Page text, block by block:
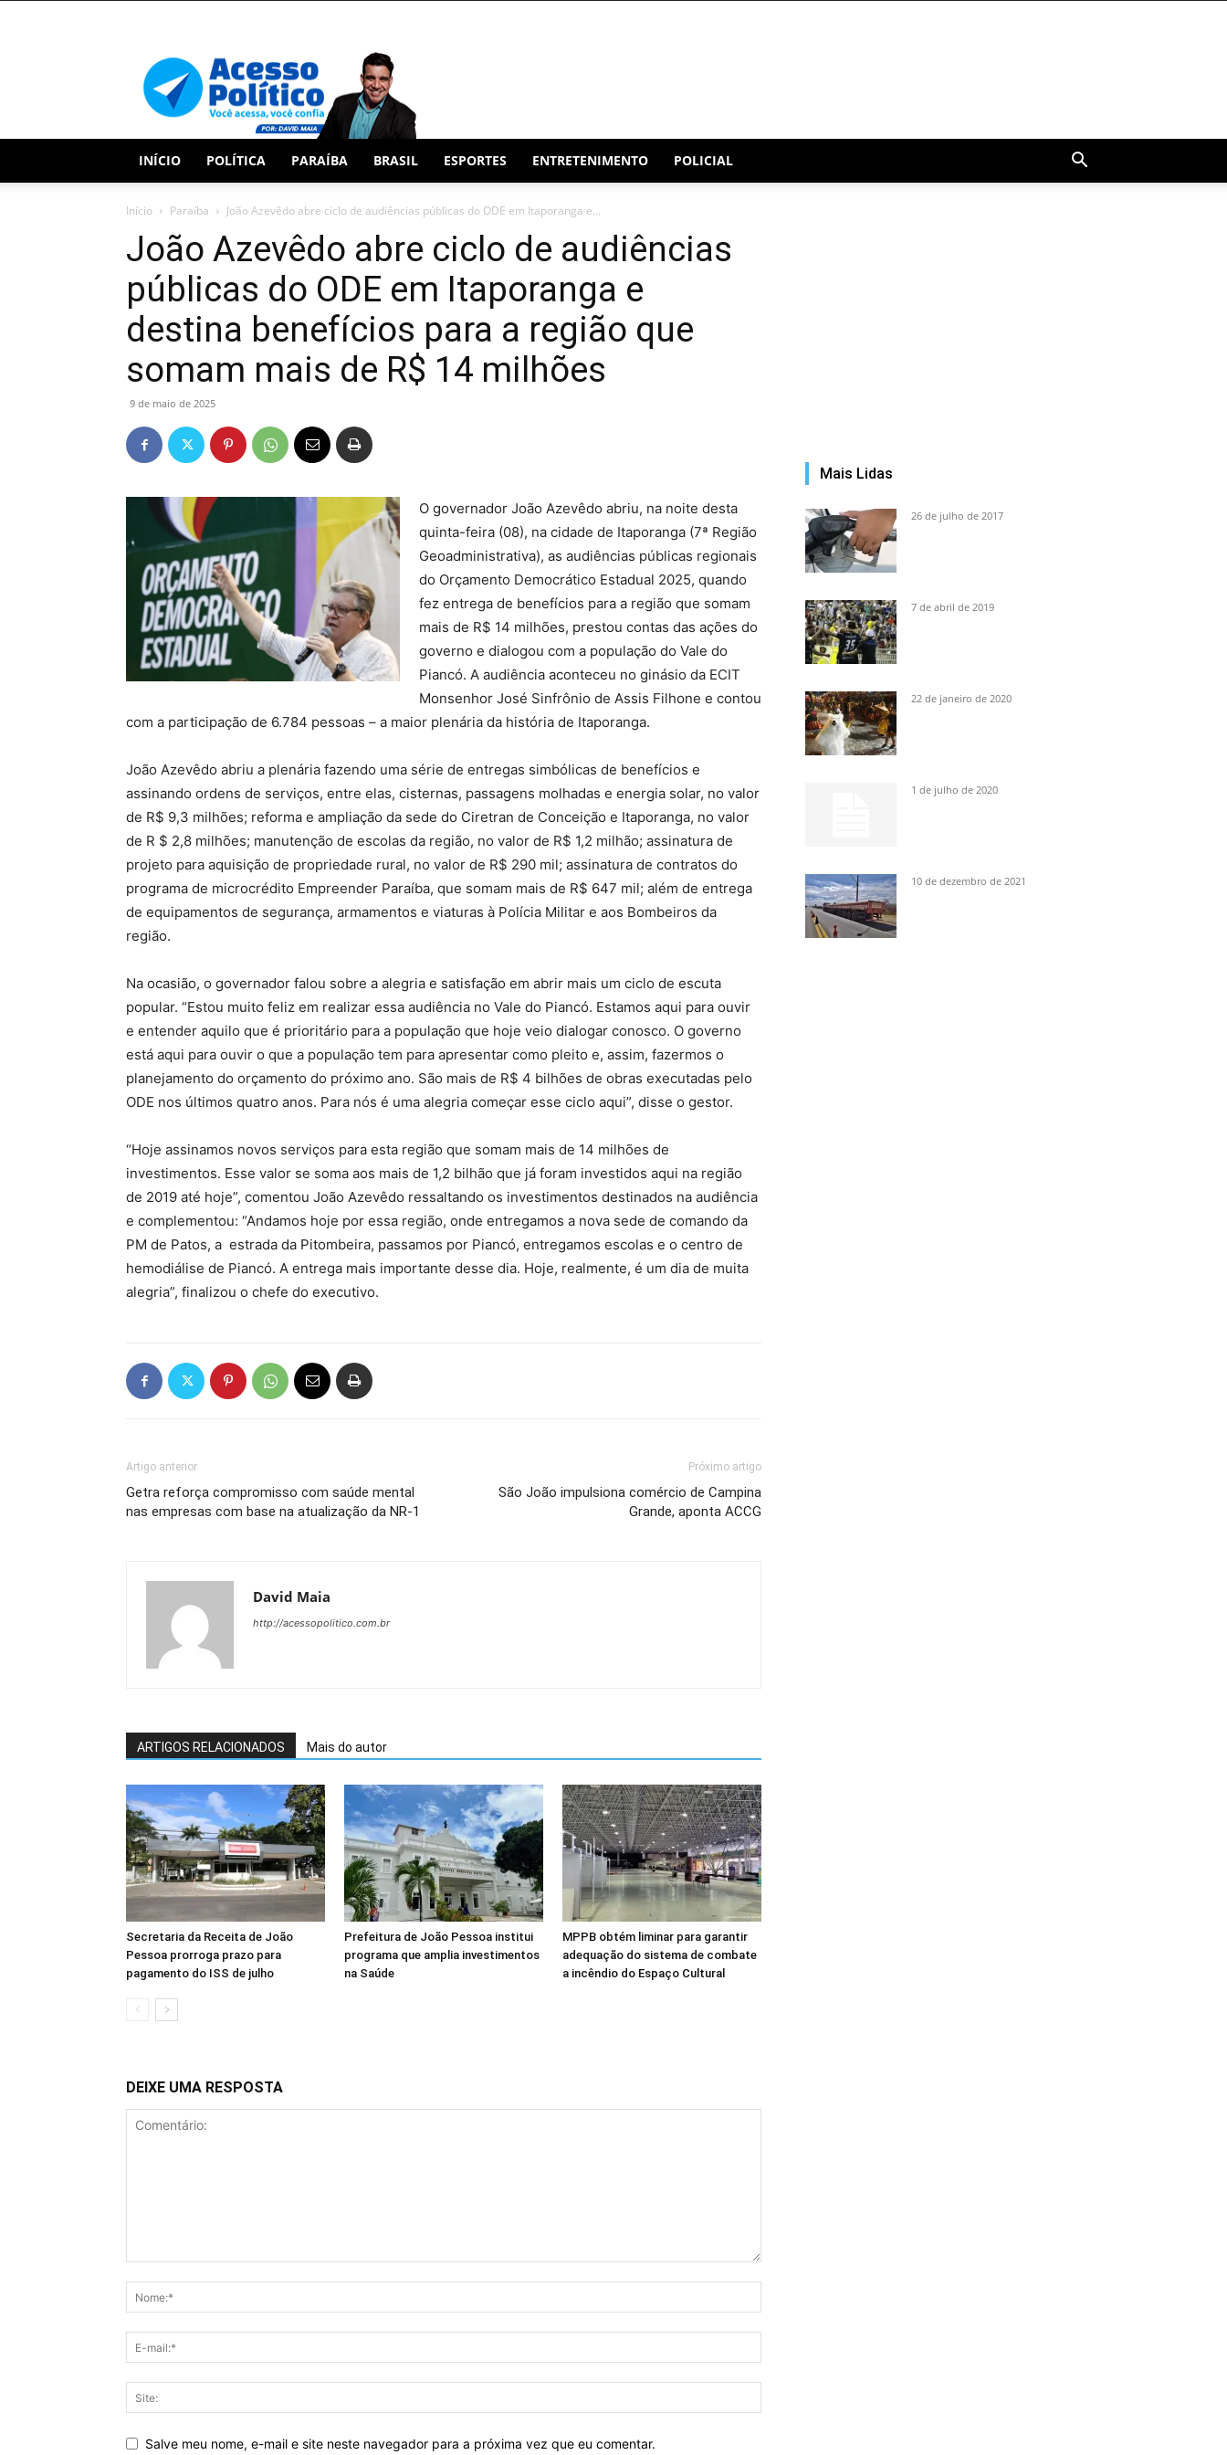
INÍCIO POLÍTICA PARAÍBA BRASIL ESPORTES ENTRETENIMENTO POLICIAL
Início Paraíba João Azevêdo abre ciclo de audiências públicas do ODE em Itaporanga e...
João Azevêdo abre ciclo de audiências
públicas do ODE em Itaporanga e
destina benefícios para a região que
somam mais de R$ 14 milhões
9 de maio de 2025
O governador João Azevêdo abriu, na noite desta
quinta-feira (08), na cidade de Itaporanga (7ª Região
Geoadministrativa), as audiências públicas regionais
do Orçamento Democrático Estadual 2025, quando
fez entrega de benefícios para a região que somam
mais de R$ 14 milhões, prestou contas das ações do
governo e dialogou com a população do Vale do
Piancó. A audiência aconteceu no ginásio da ECIT
Monsenhor José Sinfrônio de Assis Filhone e contou
com a participação de 6.784 pessoas – a maior plenária da história de Itaporanga.
João Azevêdo abriu a plenária fazendo uma série de entregas simbólicas de benefícios e
assinando ordens de serviços, entre elas, cisternas, passagens molhadas e energia solar, no valor
de R$ 9,3 milhões; reforma e ampliação da sede do Ciretran de Conceição e Itaporanga, no valor
de R $ 2,8 milhões; manutenção de escolas da região, no valor de R$ 1,2 milhão; assinatura de
projeto para aquisição de propriedade rural, no valor de R$ 290 mil; assinatura de contratos do
programa de microcrédito Empreender Paraíba, que somam mais de R$ 647 mil; além de entrega
de equipamentos de segurança, armamentos e viaturas à Polícia Militar e aos Bombeiros da
região.
Na ocasião, o governador falou sobre a alegria e satisfação em abrir mais um ciclo de escuta
popular. “Estou muito feliz em realizar essa audiência no Vale do Piancó. Estamos aqui para ouvir
e entender aquilo que é prioritário para a população que hoje veio dialogar conosco. O governo
está aqui para ouvir o que a população tem para apresentar como pleito e, assim, fazermos o
planejamento do orçamento do próximo ano. São mais de R$ 4 bilhões de obras executadas pelo
ODE nos últimos quatro anos. Para nós é uma alegria começar esse ciclo aqui”, disse o gestor.
“Hoje assinamos novos serviços para esta região que somam mais de 14 milhões de
investimentos. Esse valor se soma aos mais de 1,2 bilhão que já foram investidos aqui na região
de 2019 até hoje”, comentou João Azevêdo ressaltando os investimentos destinados na audiência
e complementou: “Andamos hoje por essa região, onde entregamos a nova sede de comando da
PM de Patos, a estrada da Pitombeira, passamos por Piancó, entregamos escolas e o centro de
hemodiálise de Piancó. A entrega mais importante desse dia. Hoje, realmente, é um dia de muita
alegria”, finalizou o chefe do executivo.
Artigo anterior
Getra reforça compromisso com saúde mental
nas empresas com base na atualização da NR-1
Próximo artigo
São João impulsiona comércio de Campina
Grande, aponta ACCG
David Maia
http://acessopolitico.com.br
ARTIGOS RELACIONADOS Mais do autor
Secretaria da Receita de João
Pessoa prorroga prazo para
pagamento do ISS de julho
Prefeitura de João Pessoa institui
programa que amplia investimentos
na Saúde
MPPB obtém liminar para garantir
adequação do sistema de combate
a incêndio do Espaço Cultural
DEIXE UMA RESPOSTA
Salve meu nome, e-mail e site neste navegador para a próxima vez que eu comentar.
Mais Lidas
26 de julho de 2017
7 de abril de 2019
22 de janeiro de 2020
1 de julho de 2020
10 de dezembro de 2021